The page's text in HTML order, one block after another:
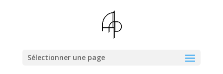
Sélectionner une page